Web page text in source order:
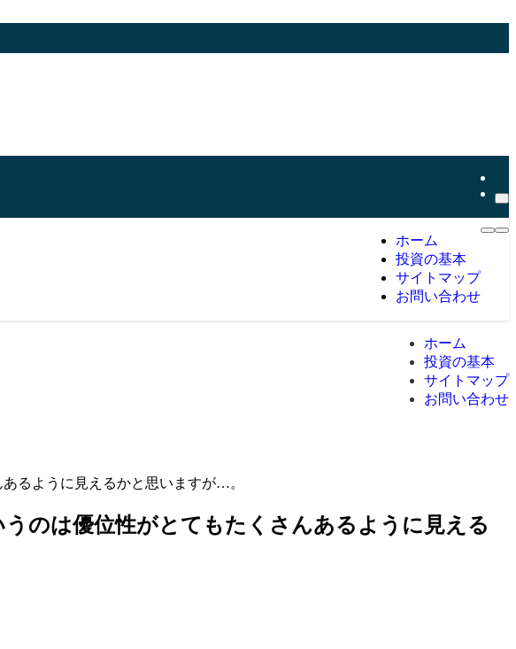
ホーム
投資の基本
サイトマップ
お問い合わせ
ホーム
投資の基本
サイトマップ
お問い合わせ
るように見えるかと思いますが…。
のは優位性がとてもたくさんあるように見える